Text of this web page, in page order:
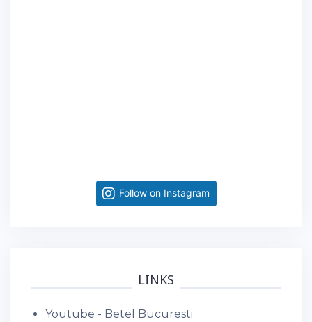
Follow on Instagram
LINKS
Youtube - Betel Bucuresti